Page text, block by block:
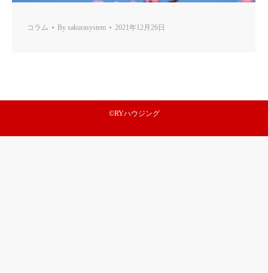
コラム By sakurasystem 2021年12月26日
©RYハウジング